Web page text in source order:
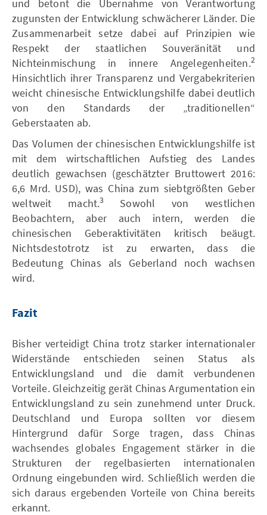
und betont die Übernahme von Verantwortung
zugunsten der Entwicklung schwächerer Länder. Die
Zusammenarbeit setze dabei auf Prinzipien wie
Respekt der staatlichen Souveränität und
Nichteinmischung in innere Angelegenheiten.2
Hinsichtlich ihrer Transparenz und Vergabekriterien
weicht chinesische Entwicklungshilfe dabei deutlich
von den Standards der „traditionellen“
Geberstaaten ab.
Das Volumen der chinesischen Entwicklungshilfe ist
mit dem wirtschaftlichen Aufstieg des Landes
deutlich gewachsen (geschätzter Bruttowert 2016:
6,6 Mrd. USD), was China zum siebtgrößten Geber
weltweit macht.3 Sowohl von westlichen
Beobachtern, aber auch intern, werden die
chinesischen Geberaktivitäten kritisch beäugt.
Nichtsdestotrotz ist zu erwarten, dass die
Bedeutung Chinas als Geberland noch wachsen
wird.
Fazit
Bisher verteidigt China trotz starker internationaler
Widerstände entschieden seinen Status als
Entwicklungsland und die damit verbundenen
Vorteile. Gleichzeitig gerät Chinas Argumentation ein
Entwicklungsland zu sein zunehmend unter Druck.
Deutschland und Europa sollten vor diesem
Hintergrund dafür Sorge tragen, dass Chinas
wachsendes globales Engagement stärker in die
Strukturen der regelbasierten internationalen
Ordnung eingebunden wird. Schließlich werden die
sich daraus ergebenden Vorteile von China bereits
erkannt.